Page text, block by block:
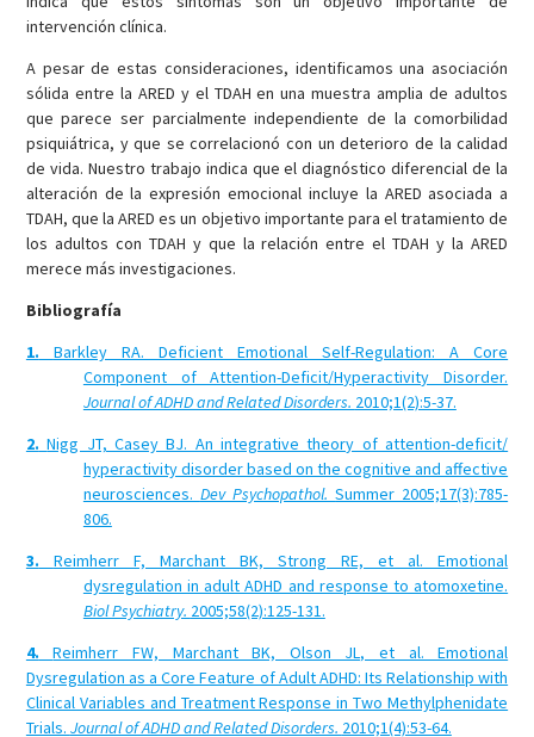
intervención clínica.
A pesar de estas consideraciones, identificamos una asociación
sólida entre la ARED y el TDAH en una muestra amplia de adultos
que parece ser parcialmente independiente de la comorbilidad
psiquiátrica, y que se correlacionó con un deterioro de la calidad
de vida. Nuestro trabajo indica que el diagnóstico diferencial de la
alteración de la expresión emocional incluye la ARED asociada a
TDAH, que la ARED es un objetivo importante para el tratamiento de
los adultos con TDAH y que la relación entre el TDAH y la ARED
merece más investigaciones.
Bibliografía
1.
Barkley RA. Deficient Emotional Self-Regulation: A Core
Component of Attention-Deficit/Hyperactivity Disorder.
Journal of ADHD and Related Disorders. 2010;1(2):5-37.
2. Nigg JT, Casey BJ. An integrative theory of attention-deficit/
hyperactivity disorder based on the cognitive and affective
neurosciences. Dev Psychopathol.Summer 2005;17(3):785-
806.
3.
Reimherr F, Marchant BK, Strong RE, et al. Emotional
dysregulation in adult ADHD and response to atomoxetine.
Biol Psychiatry. 2005;58(2):125-131.
4.
Reimherr FW, Marchant BK, Olson JL, et al. Emotional
Dysregulation as a Core Feature of Adult ADHD: Its Relationship with
Clinical Variables and Treatment Response in Two Methylphenidate
Trials. Journal of ADHD and Related Disorders. 2010;1(4):53-64.